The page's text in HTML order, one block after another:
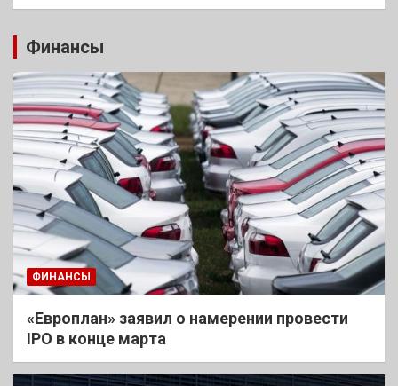
Финансы
ФИНАНСЫ
«Европлан» заявил о намерении провести
IPO в конце марта